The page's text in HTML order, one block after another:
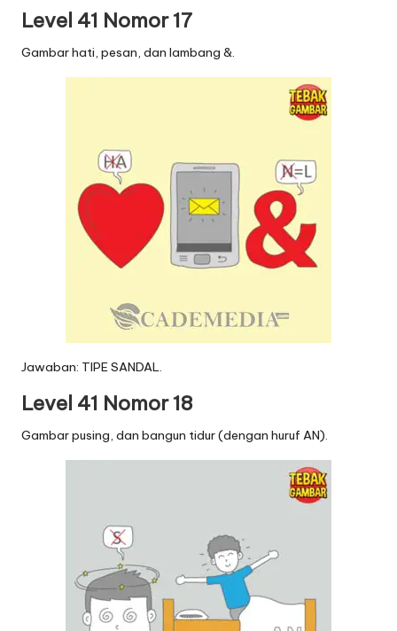
Level 41 Nomor 17
Gambar hati, pesan, dan lambang &.
Jawaban: TIPE SANDAL.
Level 41 Nomor 18
Gambar pusing, dan bangun tidur (dengan huruf AN).